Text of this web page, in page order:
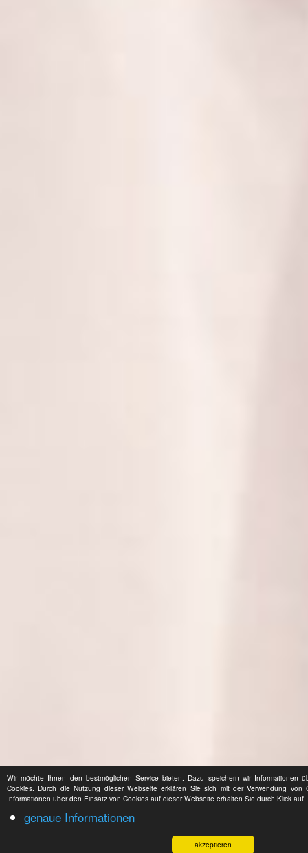
Wir möchte Ihnen den bestmöglichen Service bieten. Dazu speichern wir Informationen
Cookies. Durch die Nutzung dieser Webseite erklären Sie sich mit der Verwendung von
Informationen über den Einsatz von Cookies auf dieser Webseite erhalten Sie durch Klick auf
genaue Informationen
akzeptieren